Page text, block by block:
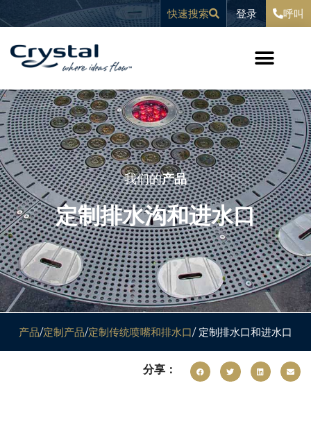
容
至
快速搜索 登录 呼叫
我们的产品
定制排水沟和进水口
产品/定制产品/定制传统喷嘴和排水口/ 定制排水口和进水口
分享：